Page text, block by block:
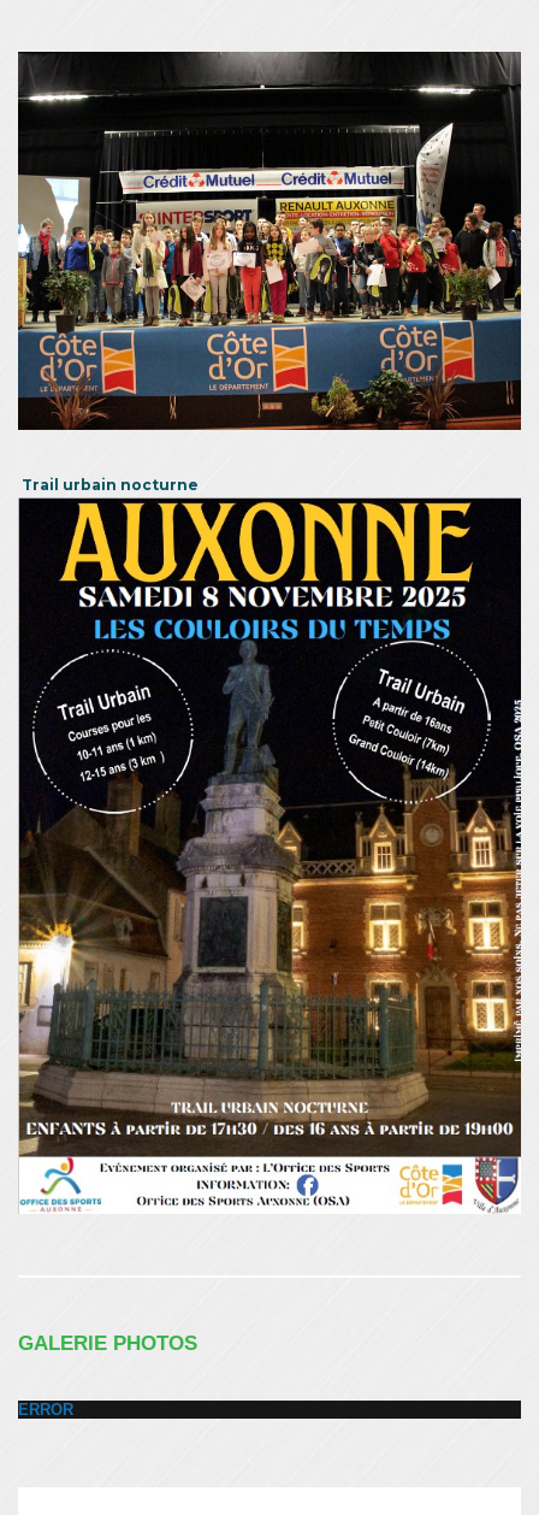
Trail urbain nocturne
GALERIE PHOTOS
ERROR